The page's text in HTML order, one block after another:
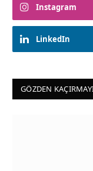
Instagram
LinkedIn
GÖZDEN